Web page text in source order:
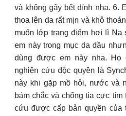
và không gây bết dính nha. 6.
thoa lên da rất mịn và khô
muốn lớp trang điểm hơi lì Na
em này trong mục da dầu
dùng được em này nha. Họ
nghiên cứu độc quyền là
này khi gặp mồ hôi, nước và
bám chắc và chống tia cực
cứu được cấp bản quyền của